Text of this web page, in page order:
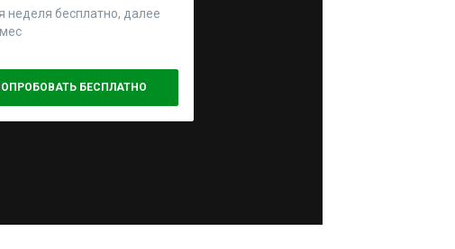
неделя бесплатно, далее
мес
БЕСПЛАТНО